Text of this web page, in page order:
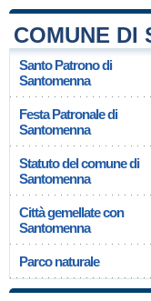
COMUNE DI
Santo Patrono di
Santomenna
Festa Patronale di
Santomenna
Statuto del comune di
Santomenna
Città gemellate con
Santomenna
Parco naturale